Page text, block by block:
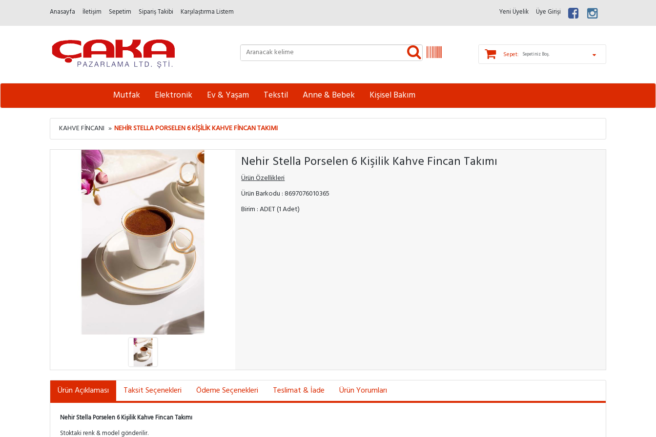
Anasayfa İletişim Sepetim Sipariş Takibi Karşılaştırma Listem Yeni Üyelik Üye Girişi
Sepet: Sepetiniz Boş.
Mutfak Elektronik Ev & Yaşam Tekstil Anne & Bebek Kişisel Bakım
KAHVE FINCANI NEHIR STELLA PORSELEN 6 KIŞILIK KAHVE FINCAN TAKIMI
Nehir Stella Porselen 6 Kişilik Kahve Fincan Takımı
Ürün Özellikleri
Ürün Barkodu : 8697076010365
Birim : ADET (1 Adet)
Ürün Açıklaması Taksit Seçenekleri Ödeme Seçenekleri Teslimat & İade Ürün Yorumları
Nehir Stella Porselen 6 Kişilik Kahve Fincan Takımı
Stoktaki renk & model gönderilir.